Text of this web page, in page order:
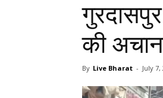
की
By Live Bharat - July 7,